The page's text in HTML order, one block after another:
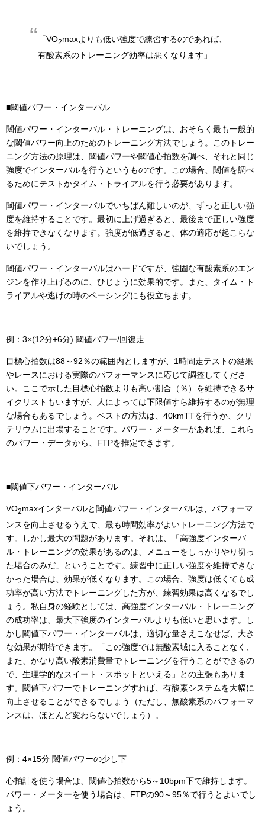
「VO2maxよりも低い強度で練習するのであれば、
有酸素系のトレーニング効率は悪くなります」
■閾値パワー・インターバル
閾値パワー・インターバル・トレーニングは、おそらく最も一般的
な閾値パワー向上のためのトレーニング方法でしょう。このトレー
ニング方法の原理は、閾値パワーや閾値心拍数を調べ、それと同じ
強度でインターバルを行うというものです。この場合、閾値を調べ
るためにテストかタイム・トライアルを行う必要があります。
閾値パワー・インターバルでいちばん難しいのが、ずっと正しい強
度を維持することです。最初に上げ過ぎると、最後まで正しい強度
を維持できなくなります。強度が低過ぎると、体の適応が起こらな
いでしょう。
閾値パワー・インターバルはハードですが、強固な有酸素系のエン
ジンを作り上げるのに、ひじょうに効果的です。また、タイム・ト
ライアルや逃げの時のペーシングにも役立ちます。
例：3×(12分+6分) 閾値パワー/回復走
目標心拍数は88～92％の範囲内としますが、1時間走テストの結果
やレースにおける実際のパフォーマンスに応じて調整してくださ
い。ここで示した目標心拍数よりも高い割合（％）を維持できるサ
イクリストもいますが、人によっては下限値すら維持するのが無理
な場合もあるでしょう。ベストの方法は、40kmTTを行うか、クリ
テリウムに出場することです。パワー・メーターがあれば、これら
のパワー・データから、FTPを推定できます。
■閾値下パワー・インターバル
VO2maxインターバルと閾値パワー・インターバルは、パフォーマ
ンスを向上させるうえで、最も時間効率がよいトレーニング方法で
す。しかし最大の問題があります。それは、「高強度インターバ
ル・トレーニングの効果があるのは、メニューをしっかりやり切っ
た場合のみだ」ということです。練習中に正しい強度を維持できな
かった場合は、効果が低くなります。この場合、強度は低くても成
功率が高い方法でトレーニングした方が、練習効果は高くなるでし
ょう。私自身の経験としては、高強度インターバル・トレーニング
の成功率は、最大下強度のインターバルよりも低いと思います。し
かし閾値下パワー・インターバルは、適切な量さえこなせば、大き
な効果が期待できます。「この強度では無酸素域に入ることなく、
また、かなり高い酸素消費量でトレーニングを行うことができるの
で、生理学的なスイート・スポットといえる」との主張もありま
す。閾値下パワーでトレーニングすれば、有酸素システムを大幅に
向上させることができるでしょう（ただし、無酸素系のパフォーマ
ンスは、ほとんど変わらないでしょう）。
例：4×15分 閾値パワーの少し下
心拍計を使う場合は、閾値心拍数から5～10bpm下で維持します。
パワー・メーターを使う場合は、FTPの90～95％で行うとよいでし
ょう。